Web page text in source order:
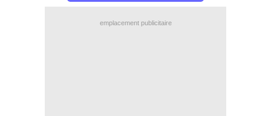
emplacement publicitaire